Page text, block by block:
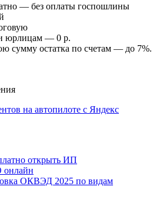
— без оплаты госпошлины
юрлицам — 0 р.
сумму остатка по счетам — до 7%.
на автопилоте с Яндекс
открыть ИП
онлайн
ОКВЭД 2025 по видам